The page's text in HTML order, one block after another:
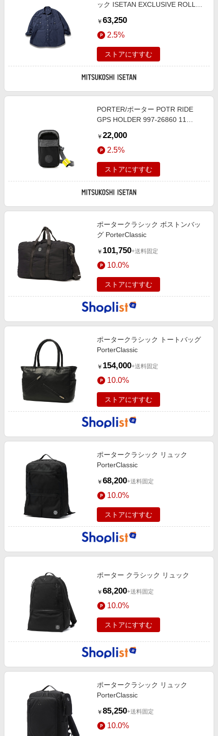
ック ISETAN EXCLUSIVE ROLL
120/2)NAVY NAVY トップス【三越
伊勢丹/公式】
￥ 63,250
2.5%
ストアにすすむ
PORTER/ポーター POTR RIDE
GPS HOLDER 997-26860 11
【三越伊勢丹/公式】
￥ 22,000
2.5%
ストアにすすむ
ポータークラシック ボストンバッ
グ PorterClassic
￥ 101,750+送料固定
10.0%
ストアにすすむ
ポータークラシック トートバッグ
PorterClassic
￥ 154,000+送料固定
10.0%
ストアにすすむ
ポータークラシック リュック
PorterClassic
￥ 68,200+送料固定
10.0%
ストアにすすむ
ポーター クラシック リュック
￥ 68,200+送料固定
10.0%
ストアにすすむ
ポータークラシック リュック
PorterClassic
￥ 85,250+送料固定
10.0%